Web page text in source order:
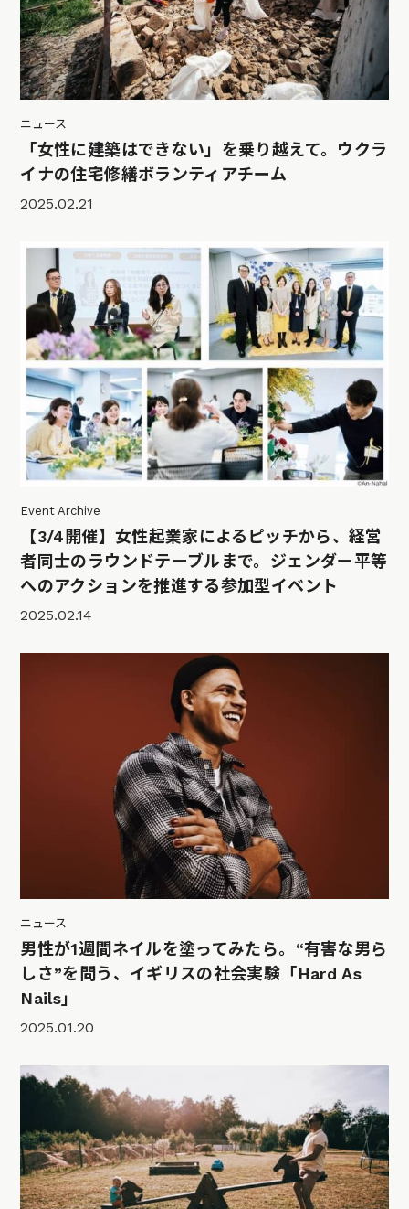
ニュース
「女性に建築はできない」を乗り越えて。ウクラ
イナの住宅修繕ボランティアチーム
2025.02.21
Event Archive
【3/4開催】女性起業家によるピッチから、経営
者同士のラウンドテーブルまで。ジェンダー平等
へのアクションを推進する参加型イベント
2025.02.14
ニュース
男性が1週間ネイルを塗ってみたら。“有害な男ら
しさ”を問う、イギリスの社会実験「Hard As
Nails」
2025.01.20